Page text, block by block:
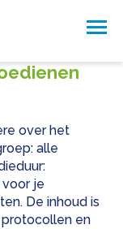
over het
alle
voor je
De inhoud is
en